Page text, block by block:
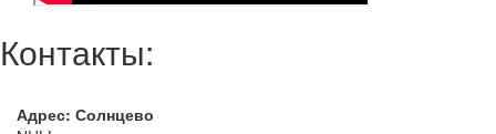
Контакты:
Адрес: Солнцево